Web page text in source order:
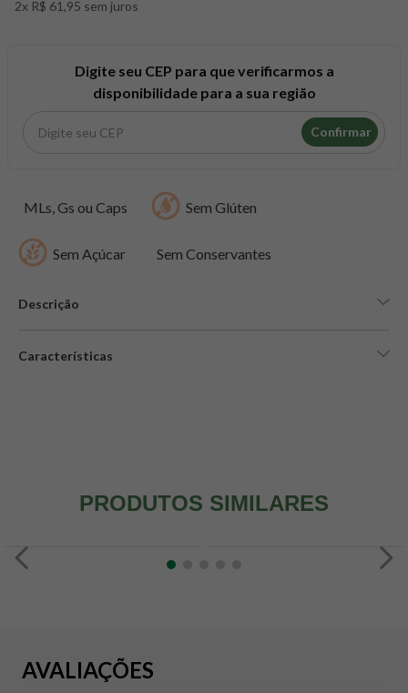
2x R$ 61,95 sem juros
Digite seu CEP para que verificarmos a
disponibilidade para a sua região
Confirmar
MLs, Gs ou Caps Sem Glúten
Sem Açúcar Sem Conservantes
Descrição
Características
PRODUTOS SIMILARES
AVALIAÇÕES
8º maca peruana
creatina mundo verde